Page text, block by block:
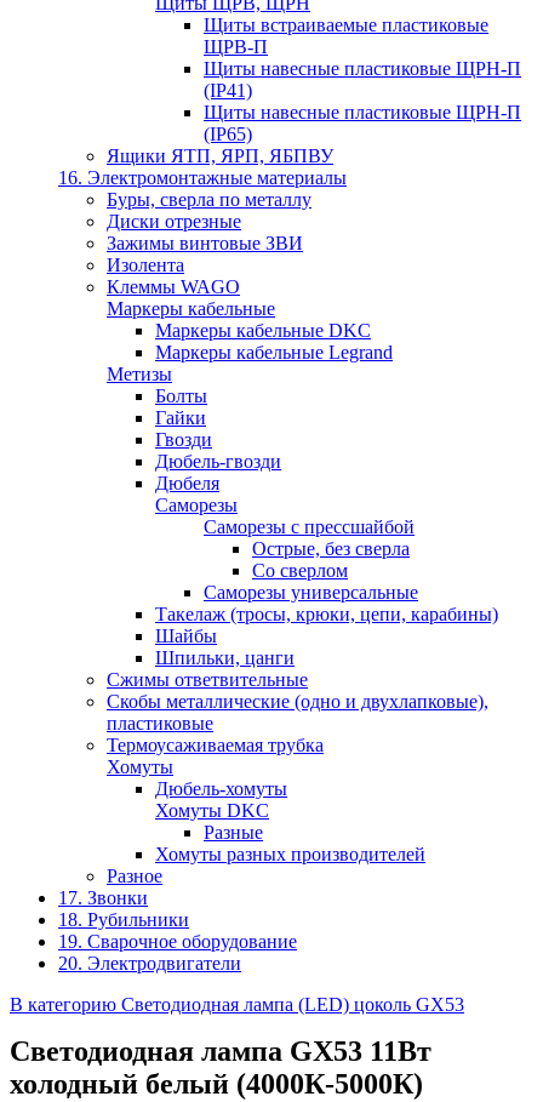
Щиты встраиваемые пластиковые
ЩРВ-П
Щиты навесные пластиковые ЩРН-П
(IP41)
Щиты навесные пластиковые ЩРН-П
(IP65)
Ящики ЯТП, ЯРП, ЯБПВУ
16. Электромонтажные материалы
Буры, сверла по металлу
Диски отрезные
Зажимы винтовые ЗВИ
Изолента
Клеммы WAGO
Маркеры кабельные
Маркеры кабельные DKC
Маркеры кабельные Legrand
Метизы
Болты
Гайки
Гвозди
Дюбель-гвозди
Дюбеля
Саморезы
Саморезы с прессшайбой
Острые, без сверла
Со сверлом
Саморезы универсальные
Такелаж (тросы, крюки, цепи, карабины)
Шайбы
Шпильки, цанги
Сжимы ответвительные
Скобы металлические (одно и двухлапковые),
пластиковые
Термоусаживаемая трубка
Хомуты
Дюбель-хомуты
Хомуты DKC
Разные
Хомуты разных производителей
Разное
17. Звонки
18. Рубильники
19. Сварочное оборудование
20. Электродвигатели
В категорию Светодиодная лампа (LED) цоколь GX53
Светодиодная лампа GX53 11Вт
холодный белый (4000К-5000К)